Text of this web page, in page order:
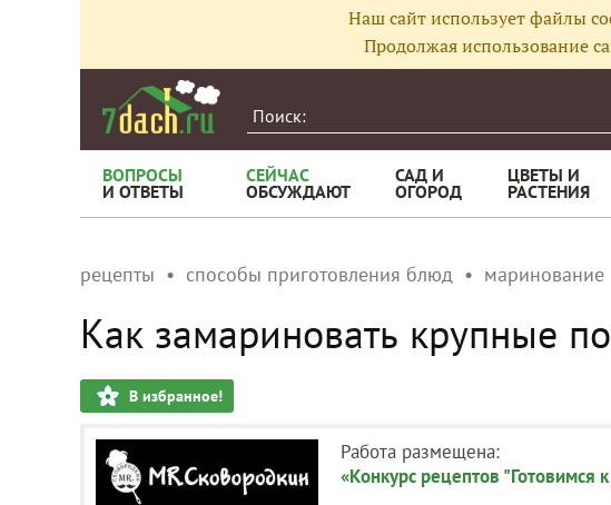
Наш сайт использует файлы
Продолжая использование
ВОПРОСЫ
И ОТВЕТЫ
СЕЙЧАС
ОБСУЖДАЮТ
САД И
ОГОРОД
ЦВЕТЫ И
РАСТЕНИЯ
рецепты способы приготовления блюд маринование
Как замариновать крупные
В избранное!
Работа размещена:
«Конкурс рецептов "Готовимся